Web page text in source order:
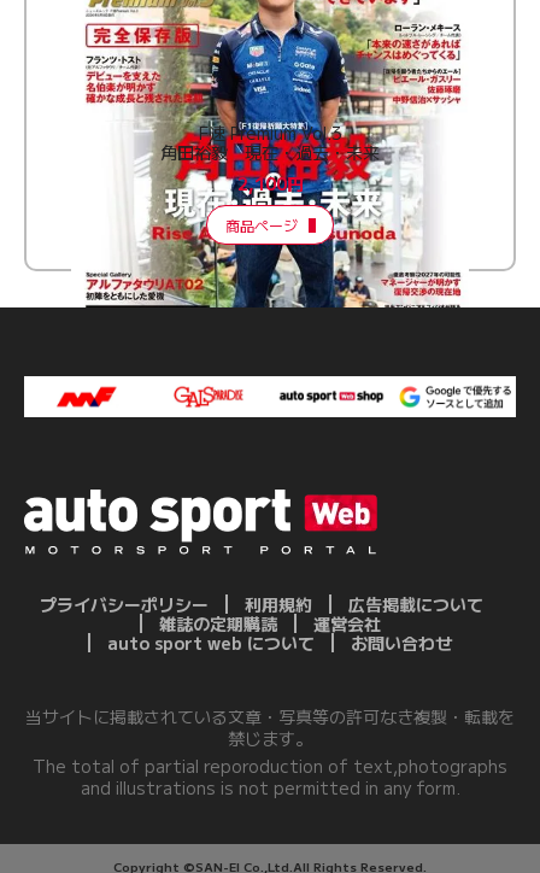
F速 Premium Vol.3
角田裕毅 現在・過去・未来
2,100円
商品ページ
プライバシーポリシー 利用規約
広告掲載について
雑誌の定期購読
運営会社
auto sport web について
お問い合わせ
当サイトに掲載されている文章・写真等の許可なき複製・転載を
禁じます。
The total of partial reporoduction of text,photographs
and illustrations is not permitted in any form.
Copyright ©SAN-EI Co.,Ltd.All Rights Reserved.